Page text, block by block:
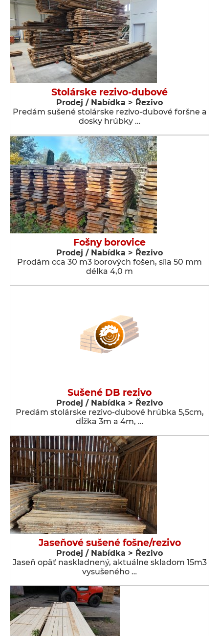
Stolárske rezivo-dubové
Prodej / Nabídka > Řezivo
Predám sušené stolárske rezivo-dubové foršne a
dosky hrúbky …
Fošny borovice
Prodej / Nabídka > Řezivo
Prodám cca 30 m3 borových fošen, síla 50 mm
délka 4,0 m
Sušené DB rezivo
Prodej / Nabídka > Řezivo
Predám stolárske rezivo-dubové hrúbka 5,5cm,
dĺžka 3m a 4m, …
Jaseňové sušené fošne/rezivo
Prodej / Nabídka > Řezivo
Jaseň opäť naskladnený, aktuálne skladom 15m3
vysušeného …